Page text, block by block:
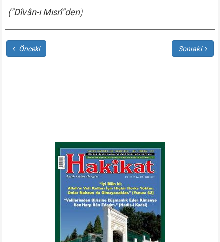
("Dîvân-ı Mısrî"den)
Önceki Sonraki